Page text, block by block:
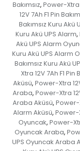
Bakımsız, Power-Xtra
12V 7Ah F1 Pin
Bakımsız Kuru Akü
Kuru Akü UPS Alarm,
Akü UPS Alarm
Kuru Akü UPS Alarm
Bakımsız Kuru Akü
Xtra 12V 7Ah F1
Aküsü, Power-Xtra
Araba, Power-Xtra
Araba Aküsü, Power-
Alarm Aküsü, Power-
Oyuncak, Power-
Oyuncak Araba,
UPS Oyuncak Araba